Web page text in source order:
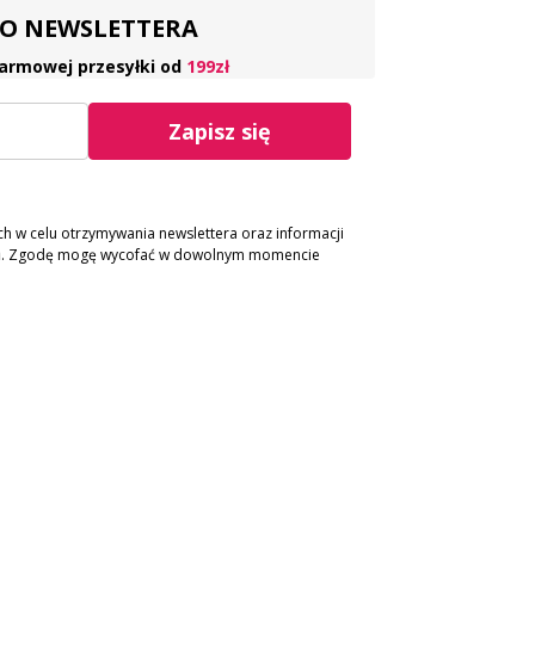
NEWSLETTERA
przesyłki od 199zł
Zapisz się
w celu otrzymywania newslettera oraz informacji
mogę wycofać w dowolnym momencie